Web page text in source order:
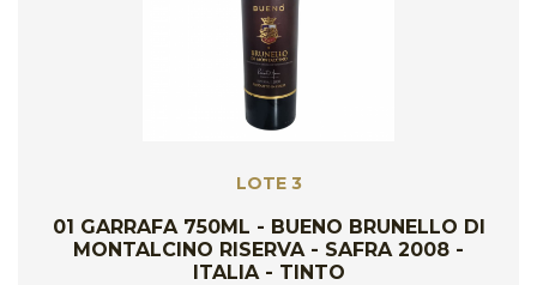
LOTE 3
01 GARRAFA 750ML - BUENO BRUNELLO DI
MONTALCINO RISERVA - SAFRA 2008 -
ITALIA - TINTO